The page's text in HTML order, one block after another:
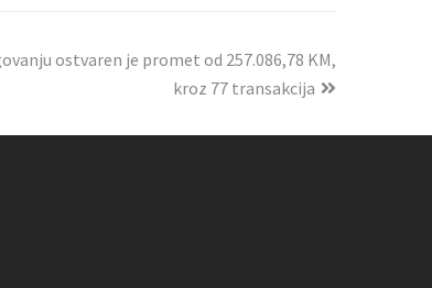
ostvaren je promet od 257.086,78 KM,
kroz 77 transakcija